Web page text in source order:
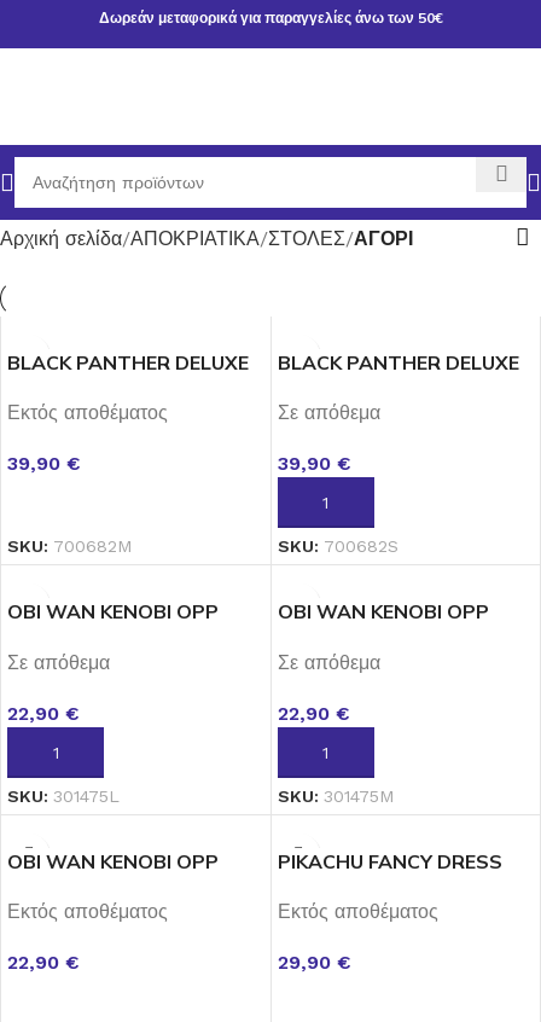
Δωρεάν μεταφορικά για παραγγελίες άνω των 50€
Αρχική σελίδα ΑΠΟΚΡΙΑΤΙΚΑ ΣΤΟΛΕΣ ΑΓΟΡΙ
BLACK PANTHER DELUXE
Εκτός αποθέματος
39,90 €
SKU: 700682M
BLACK PANTHER DELUXE
Σε απόθεμα
39,90 €
ΠΡΟΣΘΉΚΗ ΣΤΟ ΚΑΛΆΘΙ
SKU: 700682S
OBI WAN KENOBI OPP
Σε απόθεμα
22,90 €
ΠΡΟΣΘΉΚΗ ΣΤΟ ΚΑΛΆΘΙ
SKU: 301475L
OBI WAN KENOBI OPP
Σε απόθεμα
22,90 €
ΠΡΟΣΘΉΚΗ ΣΤΟ ΚΑΛΆΘΙ
SKU: 301475M
OBI WAN KENOBI OPP
Εκτός αποθέματος
22,90 €
PIKACHU FANCY DRESS
Εκτός αποθέματος
29,90 €